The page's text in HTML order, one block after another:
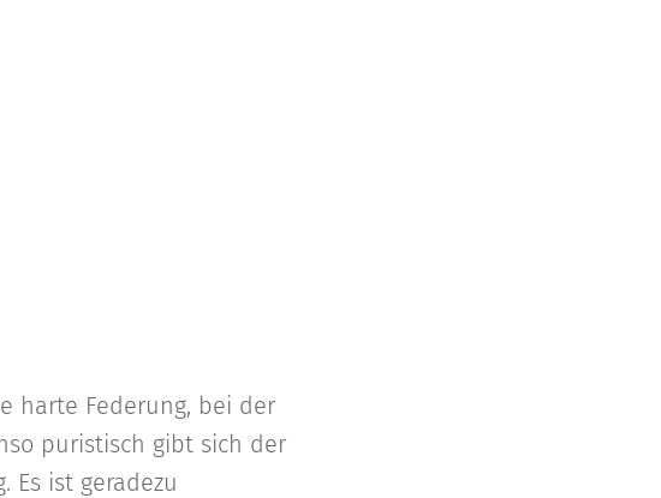
harte Federung, bei der
puristisch gibt sich der
Es ist geradezu